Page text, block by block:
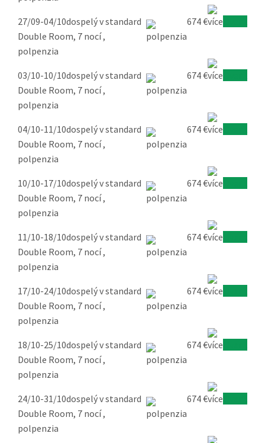
27/09-04/10dospelý v standard
Double Room, 7 nocí ,
polpenzia
674 €
03/10-10/10dospelý v standard
Double Room, 7 nocí ,
polpenzia
674 €
04/10-11/10dospelý v standard
Double Room, 7 nocí ,
polpenzia
674 €
10/10-17/10dospelý v standard
Double Room, 7 nocí ,
polpenzia
674 €
11/10-18/10dospelý v standard
Double Room, 7 nocí ,
polpenzia
674 €
17/10-24/10dospelý v standard
Double Room, 7 nocí ,
polpenzia
674 €
18/10-25/10dospelý v standard
Double Room, 7 nocí ,
polpenzia
674 €
24/10-31/10dospelý v standard
Double Room, 7 nocí ,
polpenzia
674 €